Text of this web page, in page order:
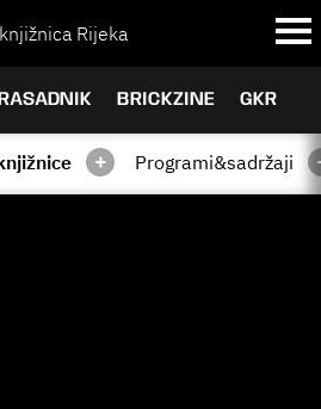
Rijeka
RASADNIK BRICKZINE GKR
+ Programi&sadržaji